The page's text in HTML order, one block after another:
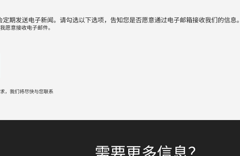
定期发送电子新闻。请勾选以下选项，告知您是否愿意通过电子邮箱接收我们的信息。
愿意接收电子邮件。
，我们将尽快与您联系